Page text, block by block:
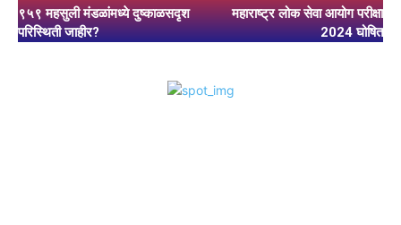
९५९ महसुली मंडळांमध्ये दुष्काळसदृश
परिस्थिती जाहीर?
महाराष्ट्र लोक सेवा आयोग परीक्षा
2024 घोषित